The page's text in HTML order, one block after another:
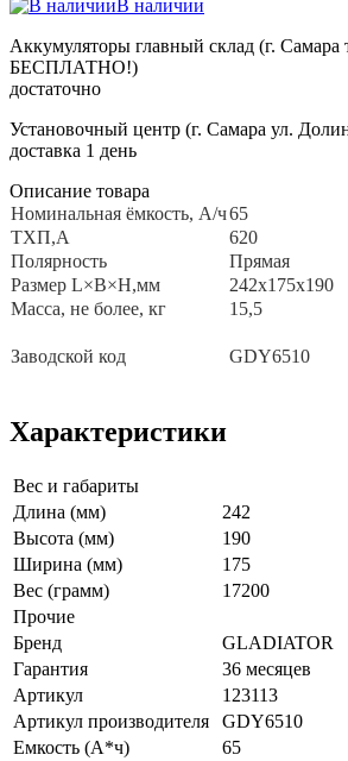
В наличии
Аккумуляторы главный склад (г. Самара
БЕСПЛАТНО!)
достаточно
Установочный центр (г. Самара ул.
доставка 1 день
Описание товара
Номинальная ёмкость, A/ч65
ТХП,А
620
Полярность
Прямая
Размер L×B×H,мм
242х175х190
Масса, не более, кг
15,5
Заводской код GDY6510
Характеристики
Вес и габариты
Длина (мм)
242
Высота (мм)
190
Ширина (мм)
175
Вес (грамм)
17200
Прочие
Бренд
GLADIATOR
Гарантия
36 месяцев
Артикул
123113
Артикул производителя
GDY6510
Емкость (А*ч)
65